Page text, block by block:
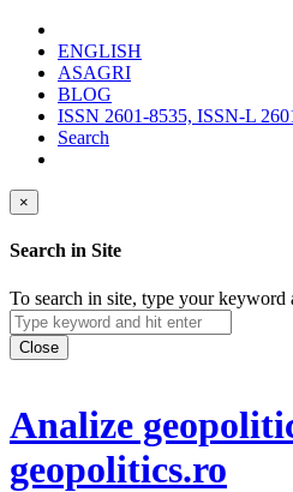
ENGLISH
ASAGRI
BLOG
ISSN 2601-8535, ISSN-L
Search
×
Search in Site
To search in site, type your keyword
Close
Analize
geopolitics.ro